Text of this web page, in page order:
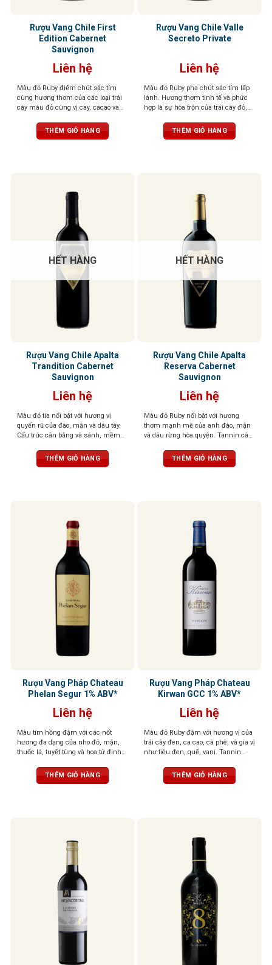
Rượu Vang Chile First
Edition Cabernet
Sauvignon
Liên hệ
Màu đỏ Ruby điểm chút sắc tím
cùng hương thơm của các loại trái
cây màu đỏ cùng vị cay, cacao và
bằng và dễ uống cùng dư vị tròn trịa,
dài lâu.
THÊM GIỎ HÀNG
Rượu Vang Chile Valle
Secreto Private
Liên hệ
Màu đỏ Ruby pha chút sắc tím lấp
lánh. Hương thơm tinh tế và phức
hợp là sự hòa trộn của trái cây đỏ,
hài hòa, tannin thanh lịch, dư vị bền
bỉ, chắc chắn
THÊM GIỎ HÀNG
HẾT HÀNG
Rượu Vang Chile Apalta
Trandition Cabernet
Sauvignon
Liên hệ
Màu đỏ tía nổi bật với hương vị
quyến rũ của đào, mận và dâu tây.
Cấu trúc cân bằng và sánh, mềm
chát nhẹ từ tannin, dư vị tuyệt vời
THÊM GIỎ HÀNG
HẾT HÀNG
Rượu Vang Chile Apalta
Reserva Cabernet
Sauvignon
Liên hệ
Màu đỏ Ruby nổi bật với hương
thơm mạnh mẽ của anh đào, mận
và dâu rừng hòa quyện. Tannin cân
vani, cassis và mocha kéo dài, để
lại ấn tượng khó phai
THÊM GIỎ HÀNG
Rượu Vang Pháp Chateau
Phelan Segur 1% ABV*
Liên hệ
Màu tím hồng đậm với các nốt
hương đa dạng của nho đỏ, mận,
thuốc lá, tuyết tùng và hoa tử đinh
THÊM GIỎ HÀNG
Rượu Vang Pháp Chateau
Kirwan GCC 1% ABV*
Liên hệ
Màu đỏ Ruby đậm với hương vị của
trái cây đen, ca cao, cà phê, và gia vị
như tiêu đen, quế, vani. Tannin
kéo dài và phức hợp
THÊM GIỎ HÀNG